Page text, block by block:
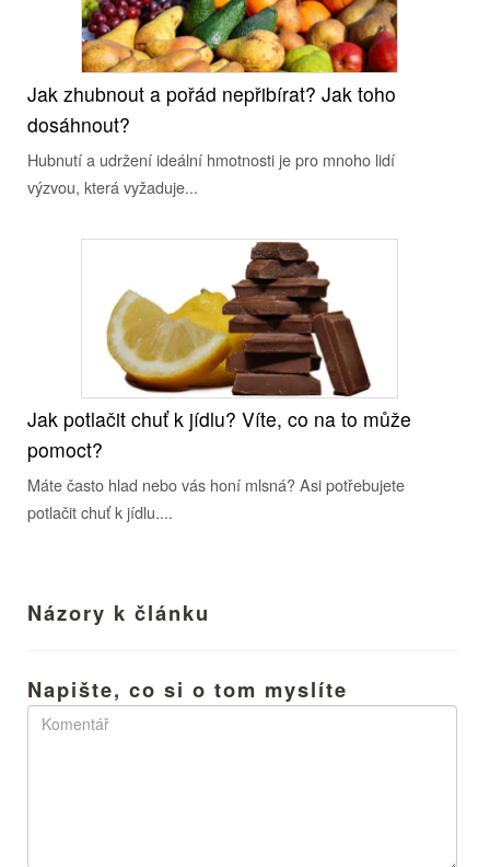
Jak zhubnout a pořád nepřibírat? Jak toho
dosáhnout?
Hubnutí a udržení ideální hmotnosti je pro mnoho lidí
výzvou, která vyžaduje...
Jak potlačit chuť k jídlu? Víte, co na to může
pomoct?
Máte často hlad nebo vás honí mlsná? Asi potřebujete
potlačit chuť k jídlu....
Názory k článku
Napište, co si o tom myslíte